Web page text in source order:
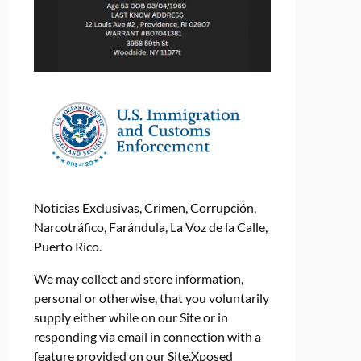
Noticias Exclusivas, Crimen, Corrupción,
Narcotráfico, Farándula, La Voz de la Calle,
Puerto Rico.
We may collect and store information,
personal or otherwise, that you voluntarily
supply either while on our Site or in
responding via email in connection with a
feature provided on our Site.Xposed